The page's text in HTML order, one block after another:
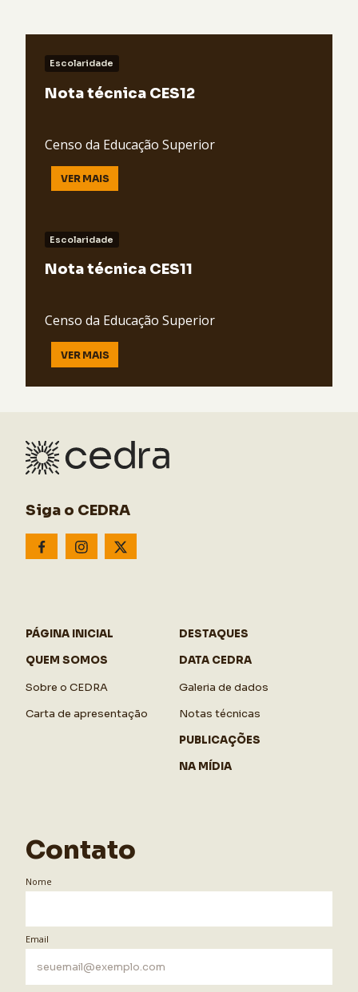
Escolaridade
Nota técnica CES12
Censo da Educação Superior
VER MAIS
Escolaridade
Nota técnica CES11
Censo da Educação Superior
VER MAIS
Siga o CEDRA
PÁGINA INICIAL
QUEM SOMOS
Sobre o CEDRA
Carta de apresentação
DESTAQUES
DATA CEDRA
Galeria de dados
Notas técnicas
PUBLICAÇÕES
NA MÍDIA
Contato
Nome
Email